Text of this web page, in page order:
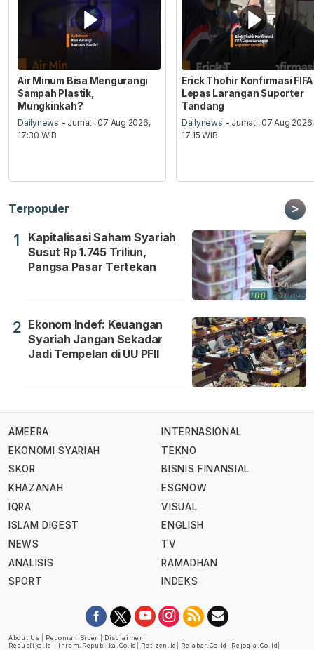
Air Minum Bisa Mengurangi
Sampah Plastik,
Mungkinkah?
Dailynews - Jumat , 07 Aug 2026,
17:30 WIB
Erick Thohir Konfirmasi FIFA
Lepas Larangan Suporter
Tandang
Dailynews - Jumat , 07 Aug 2026,
17:15 WIB
Terpopuler >
1
Kapitalisasi Saham Syariah
Susut Rp 1.745 Triliun,
Pangsa Pasar Tertekan
2 Ekonom Indef: Keuangan
Syariah Jangan Sekadar
Jadi Tempelan di UU PFII
AMEERA
EKONOMI SYARIAH
SKOR
KHAZANAH
IQRA
ISLAM DIGEST
NEWS
ANALISIS
SPORT
INTERNASIONAL
TEKNO
BISNIS FINANSIAL
ESGNOW
VISUAL
ENGLISH
TV
RAMADHAN
INDEKS
About Us Pedoman Siber
Disclaimer
Republika.id
Ihram.republika.co.id Retizen.id Rejabar.co.id Rejogja.co.id